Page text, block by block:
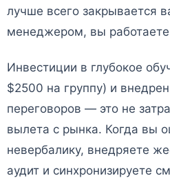
лучше всего закрывается
менеджером, вы
Инвестиции в глубокое
$2500 на группу) и
переговоров — это не
вылета с рынка. Когда вы
невербалику, внедряете
аудит и синхронизируете